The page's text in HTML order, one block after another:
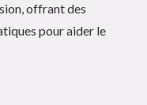
offrant des
pour aider le